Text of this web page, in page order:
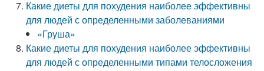
Какие диеты для похудения наиболее эффективны
для людей с определенными заболеваниями
«Груша»
Какие диеты для похудения наиболее эффективны
для людей с определенными типами телосложения